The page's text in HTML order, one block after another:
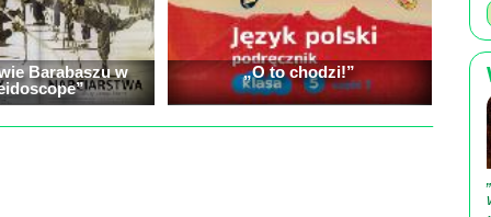
Barabaszu w
„O to chodzi!”